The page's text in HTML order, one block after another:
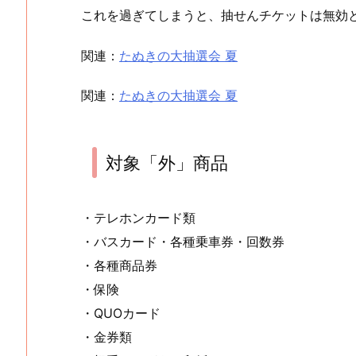
これを過ぎてしまうと、抽せんチケットは無効
関連： たぬきの大抽選会 夏
関連： たぬきの大抽選会 夏
対象「外」商品
・テレホンカード類
・バスカード・各種乗車券・回数券
・各種商品券
・保険
・QUOカード
・金券類